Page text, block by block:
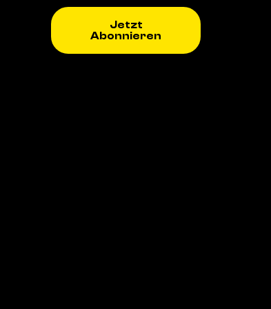
Jetzt
Abonnieren